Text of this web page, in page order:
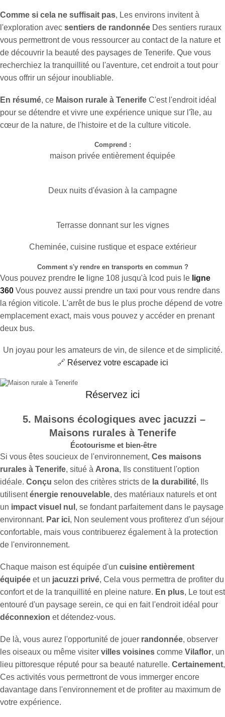
Comme si cela ne suffisait pas, Les environs invitent à
l'exploration avec sentiers de randonnée Des sentiers ruraux
vous permettront de vous ressourcer au contact de la nature et
de découvrir la beauté des paysages de Tenerife. Que vous
recherchiez la tranquillité ou l'aventure, cet endroit a tout pour
vous offrir un séjour inoubliable.
En résumé, ce Maison rurale à Tenerife C'est l'endroit idéal
pour se détendre et vivre une expérience unique sur l'île, au
cœur de la nature, de l'histoire et de la culture viticole.
Comprend :
maison privée entièrement équipée
Deux nuits d'évasion à la campagne
Terrasse donnant sur les vignes
Cheminée, cuisine rustique et espace extérieur
Comment s'y rendre en transports en commun ?
Vous pouvez prendre le ligne 108 jusqu'à Icod puis le ligne
360 Vous pouvez aussi prendre un taxi pour vous rendre dans
la région viticole. L'arrêt de bus le plus proche dépend de votre
emplacement exact, mais vous pouvez y accéder en prenant
deux bus.
Un joyau pour les amateurs de vin, de silence et de simplicité.
🔗 Réservez votre escapade ici
Réservez ici
5. Maisons écologiques avec jacuzzi –
Maisons rurales à Tenerife
Écotourisme et bien-être
Si vous êtes soucieux de l'environnement, Ces maisons
rurales à Tenerife, situé à Arona, Ils constituent l'option
idéale. Conçu selon des critères stricts de la durabilité, Ils
utilisenténergie renouvelable, des matériaux naturels et ont
un impact visuel nul , se fondant parfaitement dans le paysage
environnant. Par ici, Non seulement vous profiterez d'un séjour
confortable, mais vous contribuerez également à la protection
de l'environnement.
Chaque maison est équipée d'un cuisine entièrement
équipée et un jacuzzi privé, Cela vous permettra de profiter du
confort et de la tranquillité en pleine nature. En plus, Le tout est
entouré d'un paysage serein, ce qui en fait l'endroit idéal pour
déconnexion et détendez-vous.
De là, vous aurez l'opportunité de jouer randonnée, observer
les oiseaux ou même visiter villes voisines comme Vilaflor, un
lieu pittoresque réputé pour sa beauté naturelle. Certainement,
Ces activités vous permettront de vous immerger encore
davantage dans l'environnement et de profiter au maximum de
votre expérience.